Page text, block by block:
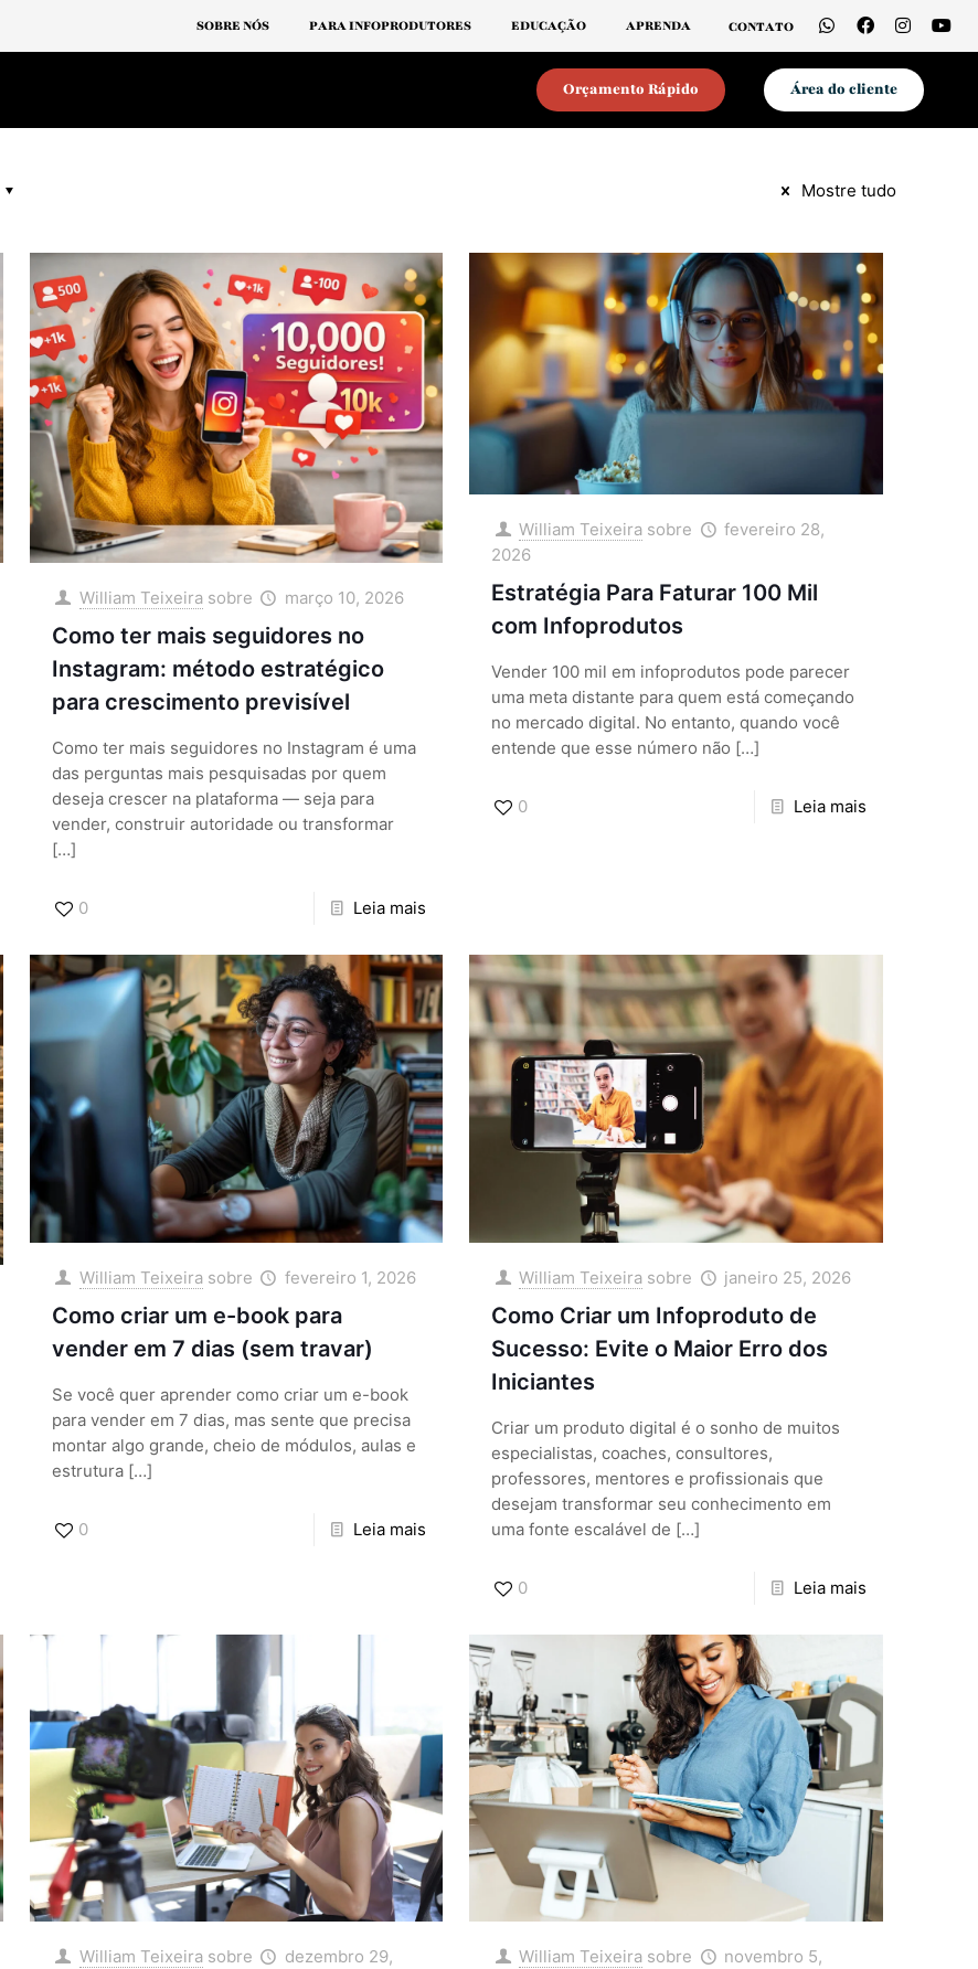
Especialistas em Funil de Vendas Ajudamos você a chegar nos 6 dígitos
SOBRE NÓS PARA INFOPRODUTORES EDUCAÇÃO APRENDA CONTATO
Orçamento Rápido Área do cliente
Mostre tudo
William Teixeira sobre março 10, 2026
Como ter mais seguidores no
Instagram: método estratégico
para crescimento previsível
Como ter mais seguidores no Instagram é uma
das perguntas mais pesquisadas por quem
deseja crescer na plataforma — seja para
vender, construir autoridade ou transformar
[…]
0 Leia mais
William Teixeira sobre
fevereiro 28,
2026
Estratégia Para Faturar 100 Mil
com Infoprodutos
Vender 100 mil em infoprodutos pode parecer
uma meta distante para quem está começando
no mercado digital. No entanto, quando você
entende que esse número não […]
0 Leia mais
William Teixeira sobre fevereiro 1, 2026
Como criar um e-book para
vender em 7 dias (sem travar)
Se você quer aprender como criar um e-book
para vender em 7 dias, mas sente que precisa
montar algo grande, cheio de módulos, aulas e
estrutura[…]
0 Leia mais
William Teixeira sobre janeiro 25, 2026
Como Criar um Infoproduto de
Sucesso: Evite o Maior Erro dos
Iniciantes
Criar um produto digital é o sonho de muitos
especialistas, coaches, consultores,
professores, mentores e profissionais que
desejam transformar seu conhecimento em
uma fonte escalável de […]
0 Leia mais
William Teixeira sobre
dezembro 29,
William Teixeira sobre
novembro 5,